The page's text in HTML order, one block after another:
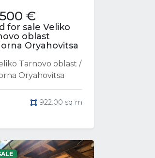
€
for sale Veliko
oblast
Oryahovitsa
Tarnovo oblast /
Oryahovitsa
922.00 sq m